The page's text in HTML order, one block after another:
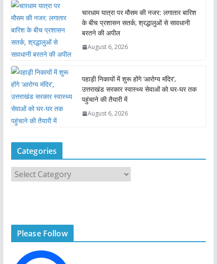
चारधाम यात्रा पर मौसम की नजर: लगातार बारिश
के बीच प्रशासन सतर्क, श्रद्धालुओं से सावधानी
बरतने की अपील
August 6, 2026
पहाड़ी निकायों में शुरू होंगे ‘आरोग्य मंदिर’,
उत्तराखंड सरकार स्वास्थ्य सेवाओं को घर-घर तक
पहुंचाने की तैयारी में
August 6, 2026
Categories
a
r
Please Follow